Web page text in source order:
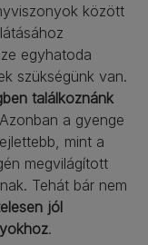
között
egyhatoda
szükségünk van.
találkoznánk
a gyenge
mint a
megvilágított
Tehát bár nem
jól
.